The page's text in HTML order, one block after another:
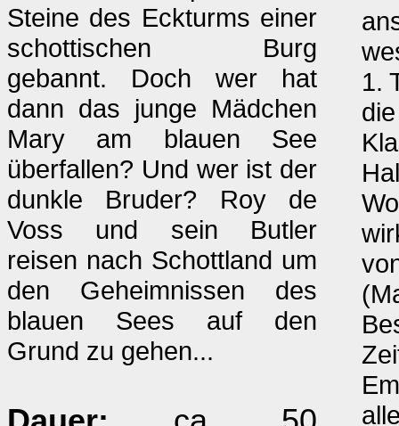
Steine des Eckturms einer
schottischen Burg
gebannt. Doch wer hat
dann das junge Mädchen
Mary am blauen See
überfallen? Und wer ist der
dunkle Bruder? Roy de
Voss und sein Butler
reisen nach Schottland um
den Geheimnissen des
blauen Sees auf den
Grund zu gehen...
1.